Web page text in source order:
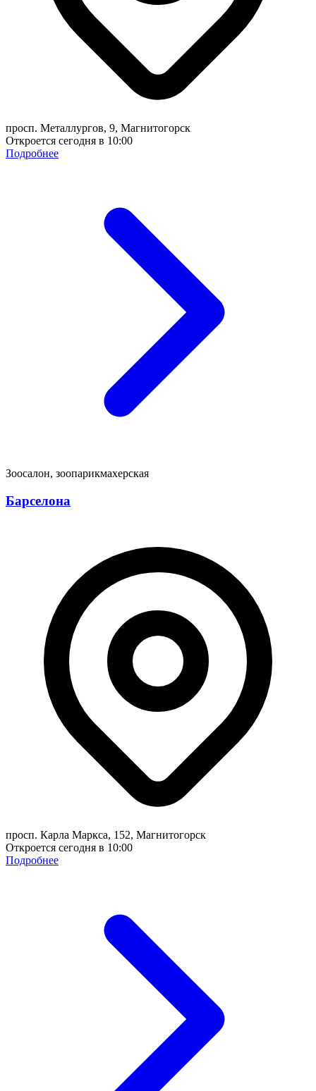
просп. Металлургов, 9, Магнитогорск
Откроется сегодня в 10:00
Подробнее
Зоосалон, зоопарикмахерская
Барселона
просп. Карла Маркса, 152, Магнитогорск
Откроется сегодня в 10:00
Подробнее